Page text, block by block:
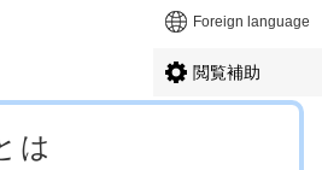
ーを飛ばして本文へ Foreign language
閲覧補助
は